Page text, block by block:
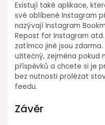
Existují také aplikace,
své oblíbené Instagram
nazývají Instagram
Repost for Instagram
zatímco jiné jsou
užitečný, zejména pokud
příspěvků a chcete si je
bez nutnosti prolézat
feedu.
Závěr